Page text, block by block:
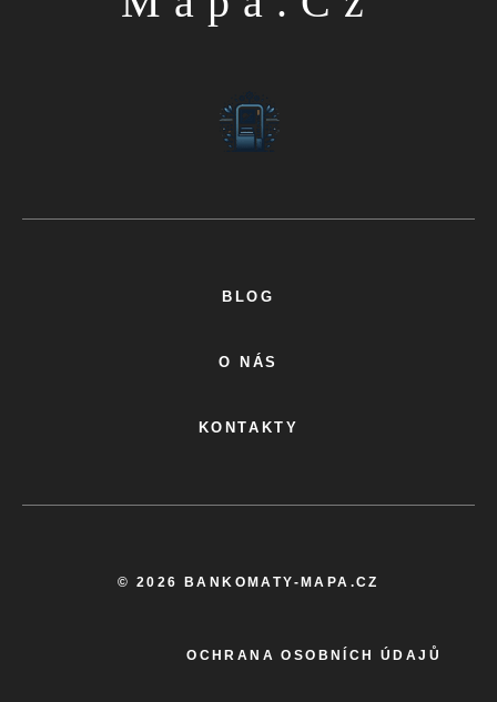
BLOG
O NÁS
KONTAKTY
© 2026 BANKOMATY-MAPA.CZ
OCHRANA OSOBNÍCH ÚDAJŮ